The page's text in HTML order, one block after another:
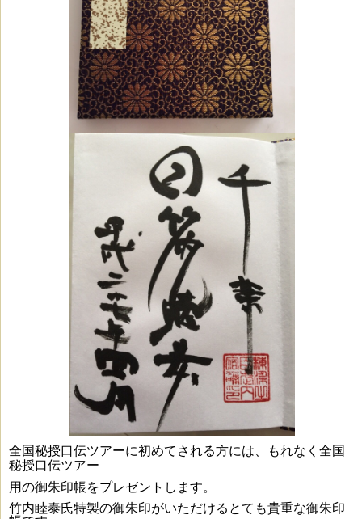
全国秘授口伝ツアーに初めてされる方には、もれなく 全国
秘授口伝ツアー
用の御朱印帳をプレゼントします。
竹内睦泰氏特製の御朱印がいただけるとても貴重な御朱印